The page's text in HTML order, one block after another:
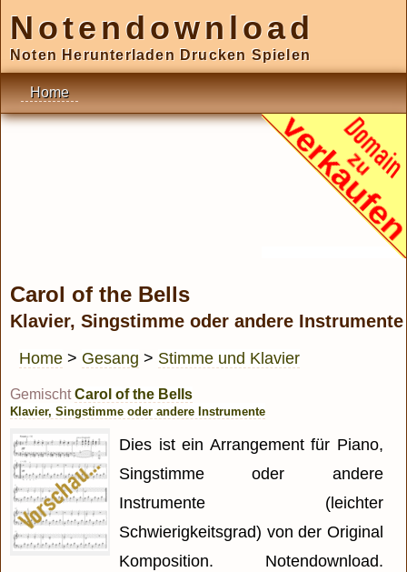
Notendownload
Noten Herunterladen Drucken Spielen
Home
Carol of the Bells
Klavier, Singstimme oder andere Instrumente
Home > Gesang > Stimme und Klavier
Gemischt Carol of the Bells
Klavier, Singstimme oder andere Instrumente
Dies ist ein Arrangement für Piano,
Singstimme oder andere
Instrumente (leichter
Schwierigkeitsgrad) von der Original
Komposition. Notendownload.